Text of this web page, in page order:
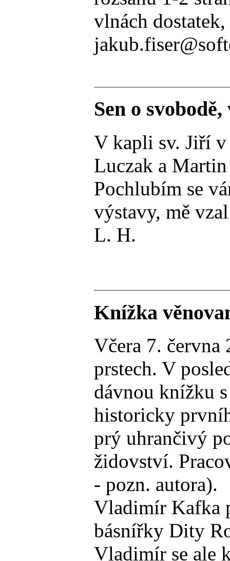
vlnách
Sen o
V kapli sv. Jiří v
Luczak a Martin
Pochlubím se
výstavy, mě
L. H.
Knížka
Včera 7.
prstech. V
dávnou knížku
historicky
prý uhrančivý
židovství.
- pozn. autora).
Vladimír Kafka
básnířky Dity
Vladimír se ale